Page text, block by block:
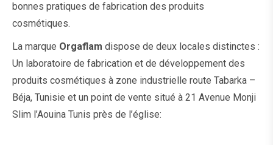
bonnes pratiques de fabrication des produits
cosmétiques.
La marque Orgaflam dispose de deux locales distinctes :
Un laboratoire de fabrication et de développement des
produits cosmétiques à zone industrielle route Tabarka –
Béja, Tunisie et un point de vente situé à 21 Avenue Monji
Slim l’Aouina Tunis près de l’église: